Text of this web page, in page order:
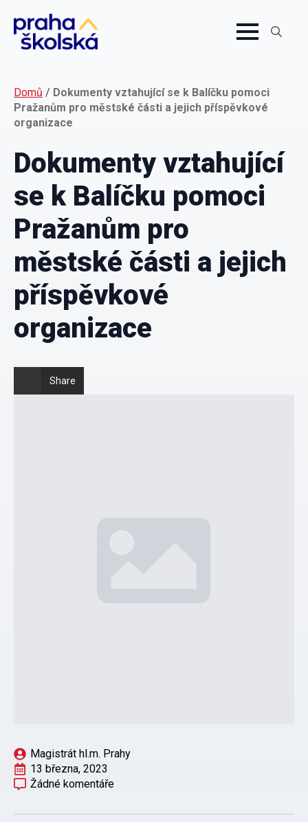
Domů / Dokumenty vztahující se k Balíčku pomoci
Pražanům pro městské části a jejich příspěvkové
organizace
Dokumenty vztahující
se k Balíčku pomoci
Pražanům pro
městské části a jejich
příspěvkové
organizace
Share
Magistrát hl.m. Prahy
13 března, 2023
Žádné komentáře